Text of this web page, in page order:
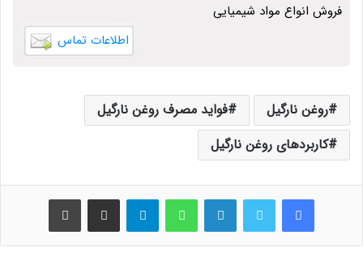
فروش انواع مواد شیمیایی
اطلاعات تماس
روغن نارگیل
فواید مصرف روغن نارگیل
کاربردهای روغن نارگیل
فیس بوک لینکدین واتس آپ اشتراک گذاری از طریق ایمیل